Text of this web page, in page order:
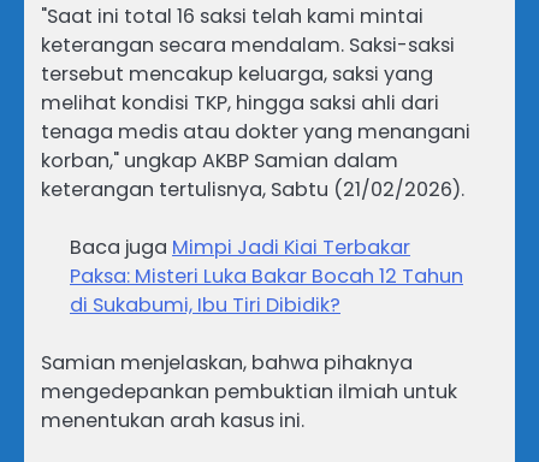
"Saat ini total 16 saksi telah kami mintai
keterangan secara mendalam. Saksi-saksi
tersebut mencakup keluarga, saksi yang
melihat kondisi TKP, hingga saksi ahli dari
tenaga medis atau dokter yang menangani
korban," ungkap AKBP Samian dalam
keterangan tertulisnya, Sabtu (21/02/2026).
Baca juga Mimpi Jadi Kiai Terbakar
Paksa: Misteri Luka Bakar Bocah 12 Tahun
di Sukabumi, Ibu Tiri Dibidik?
Samian menjelaskan, bahwa pihaknya
mengedepankan pembuktian ilmiah untuk
menentukan arah kasus ini.